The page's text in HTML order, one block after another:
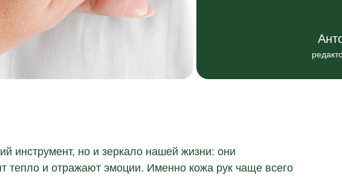
инструмент, но и зеркало нашей жизни: они
тепло и отражают эмоции. Именно кожа рук чаще всего